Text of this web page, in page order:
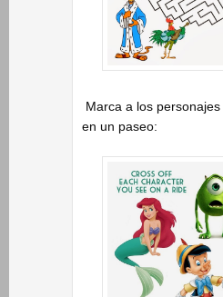
Marca a los
en un paseo: